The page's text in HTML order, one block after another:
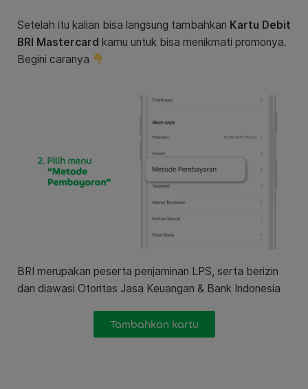
Setelah itu kalian bisa langsung tambahkan Kartu Debit
BRI Mastercard kamu untuk bisa menikmati promonya.
Begini caranya
BRI merupakan peserta penjaminan LPS, serta berizin
dan diawasi Otoritas Jasa Keuangan & Bank Indonesia
Tambahkan kartu